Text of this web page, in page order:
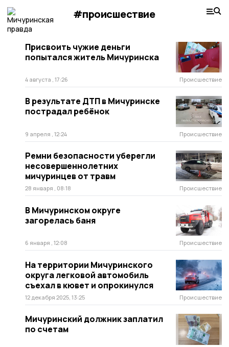
#происшествие
Присвоить чужие деньги
попытался житель Мичуринска
4 августа , 17:26 Происшествие
В результате ДТП в Мичуринске
пострадал ребёнок
9 апреля , 12:24 Происшествие
Ремни безопасности уберегли
несовершеннолетних
мичуринцев от травм
28 января , 08:18 Происшествие
В Мичуринском округе
загорелась баня
6 января , 12:08 Происшествие
На территории Мичуринского
округа легковой автомобиль
съехал в кювет и опрокинулся
12 декабря 2025, 13:25 Происшествие
Мичуринский должник заплатил
по счетам